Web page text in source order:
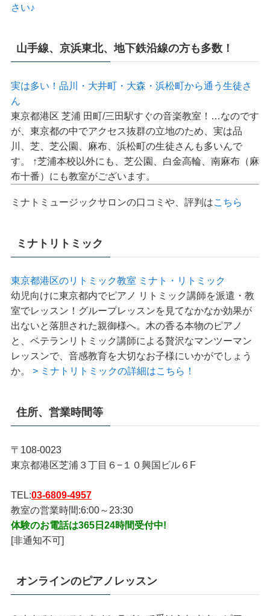
オンラインレッスンも開始しました！
さい♪
山手線、京浜東北、地下鉄沿線の方も多数！
実は多い！品川・大井町・大森・浜松町から通う生徒さ
ん
東京都港区 芝浦 田町/三田駅すぐの音楽教室！…なのです
が、東京都の中でアクセス抜群の立地のため、実は品
川、芝、芝公園、麻布、浜松町の生徒さんも多いんで
布十番）にも教室がございます。
ミナトリトミック
東京都港区のリトミック教室 ミナト・リトミック
幼児向けに東京都内でピアノ リトミック講師を派遣・教
室でレッスン！グループレッスンを見てなかなか効果が
出ないと落胆された親御様へ。木の香る本物のピアノ
と、ベテランリトミック講師による贅沢なマンツーマン
住所、営業時間等
東京都港区芝浦３丁目６−１０興国ビル６F
TEL:03-6809-4957
教室の営業時間:6:00～23:30
オンラインのピアノレッスン